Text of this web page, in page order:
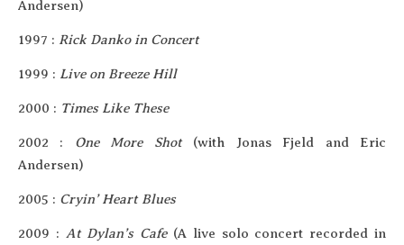
Andersen)
1997 : Rick Dan­ko in Concert
1999 : Live on Breeze Hill
2000 : Times Like These
2002 : One More Shot(with Jonas Fjeld and Eric
Andersen)
2005 : Cryin’ Heart Blues
2009 : At Dylan’s Cafe(A live solo concert recor­ded in